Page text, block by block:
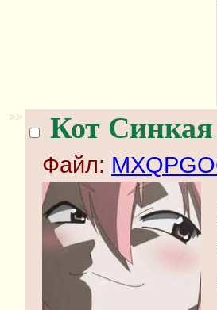
>> Кот Синкая
Файл: